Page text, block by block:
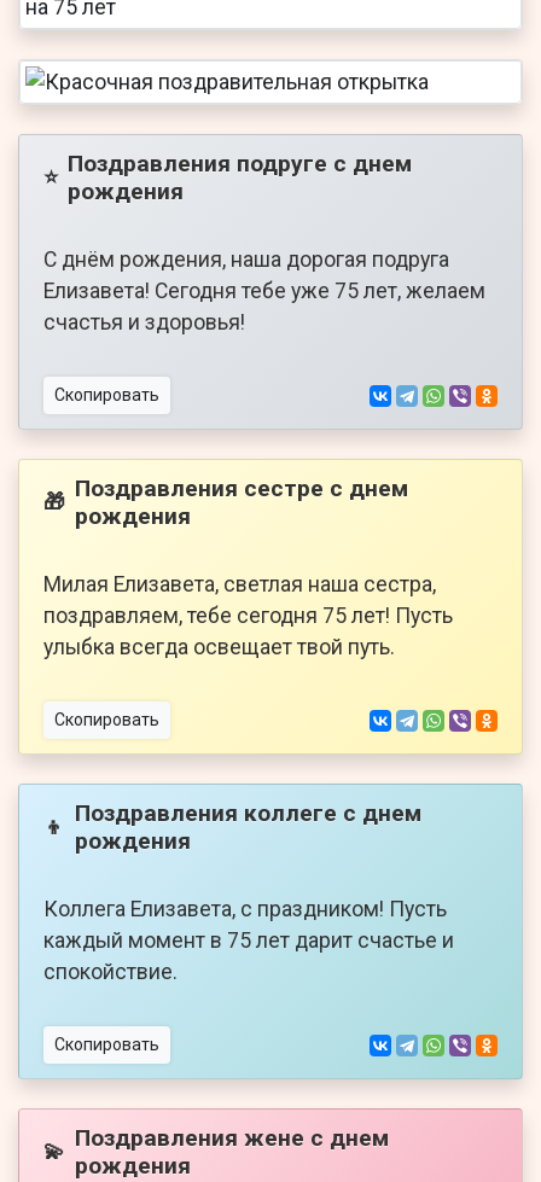
⭐ Поздравления подруге с днем
рождения
С днём рождения, наша дорогая подруга
Елизавета! Сегодня тебе уже 75 лет, желаем
счастья и здоровья!
Скопировать
🎁 Поздравления сестре с днем
рождения
Милая Елизавета, светлая наша сестра,
поздравляем, тебе сегодня 75 лет! Пусть
улыбка всегда освещает твой путь.
Скопировать
👦
Поздравления коллеге с днем
рождения
Коллега Елизавета, с праздником! Пусть
каждый момент в 75 лет дарит счастье и
спокойствие.
Скопировать
💫 Поздравления жене с днем
рождения